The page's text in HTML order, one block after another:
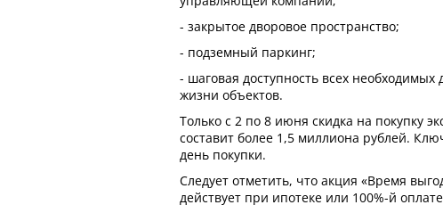
- закрытое дворовое пространство;
- подземный паркинг;
- шаговая доступность всех необходимых
жизни объектов.
Только с 2 по 8 июня скидка на покупку
составит более 1,5 миллиона рублей.
день покупки.
Следует отметить, что акция «Время
действует при ипотеке или 100%-й